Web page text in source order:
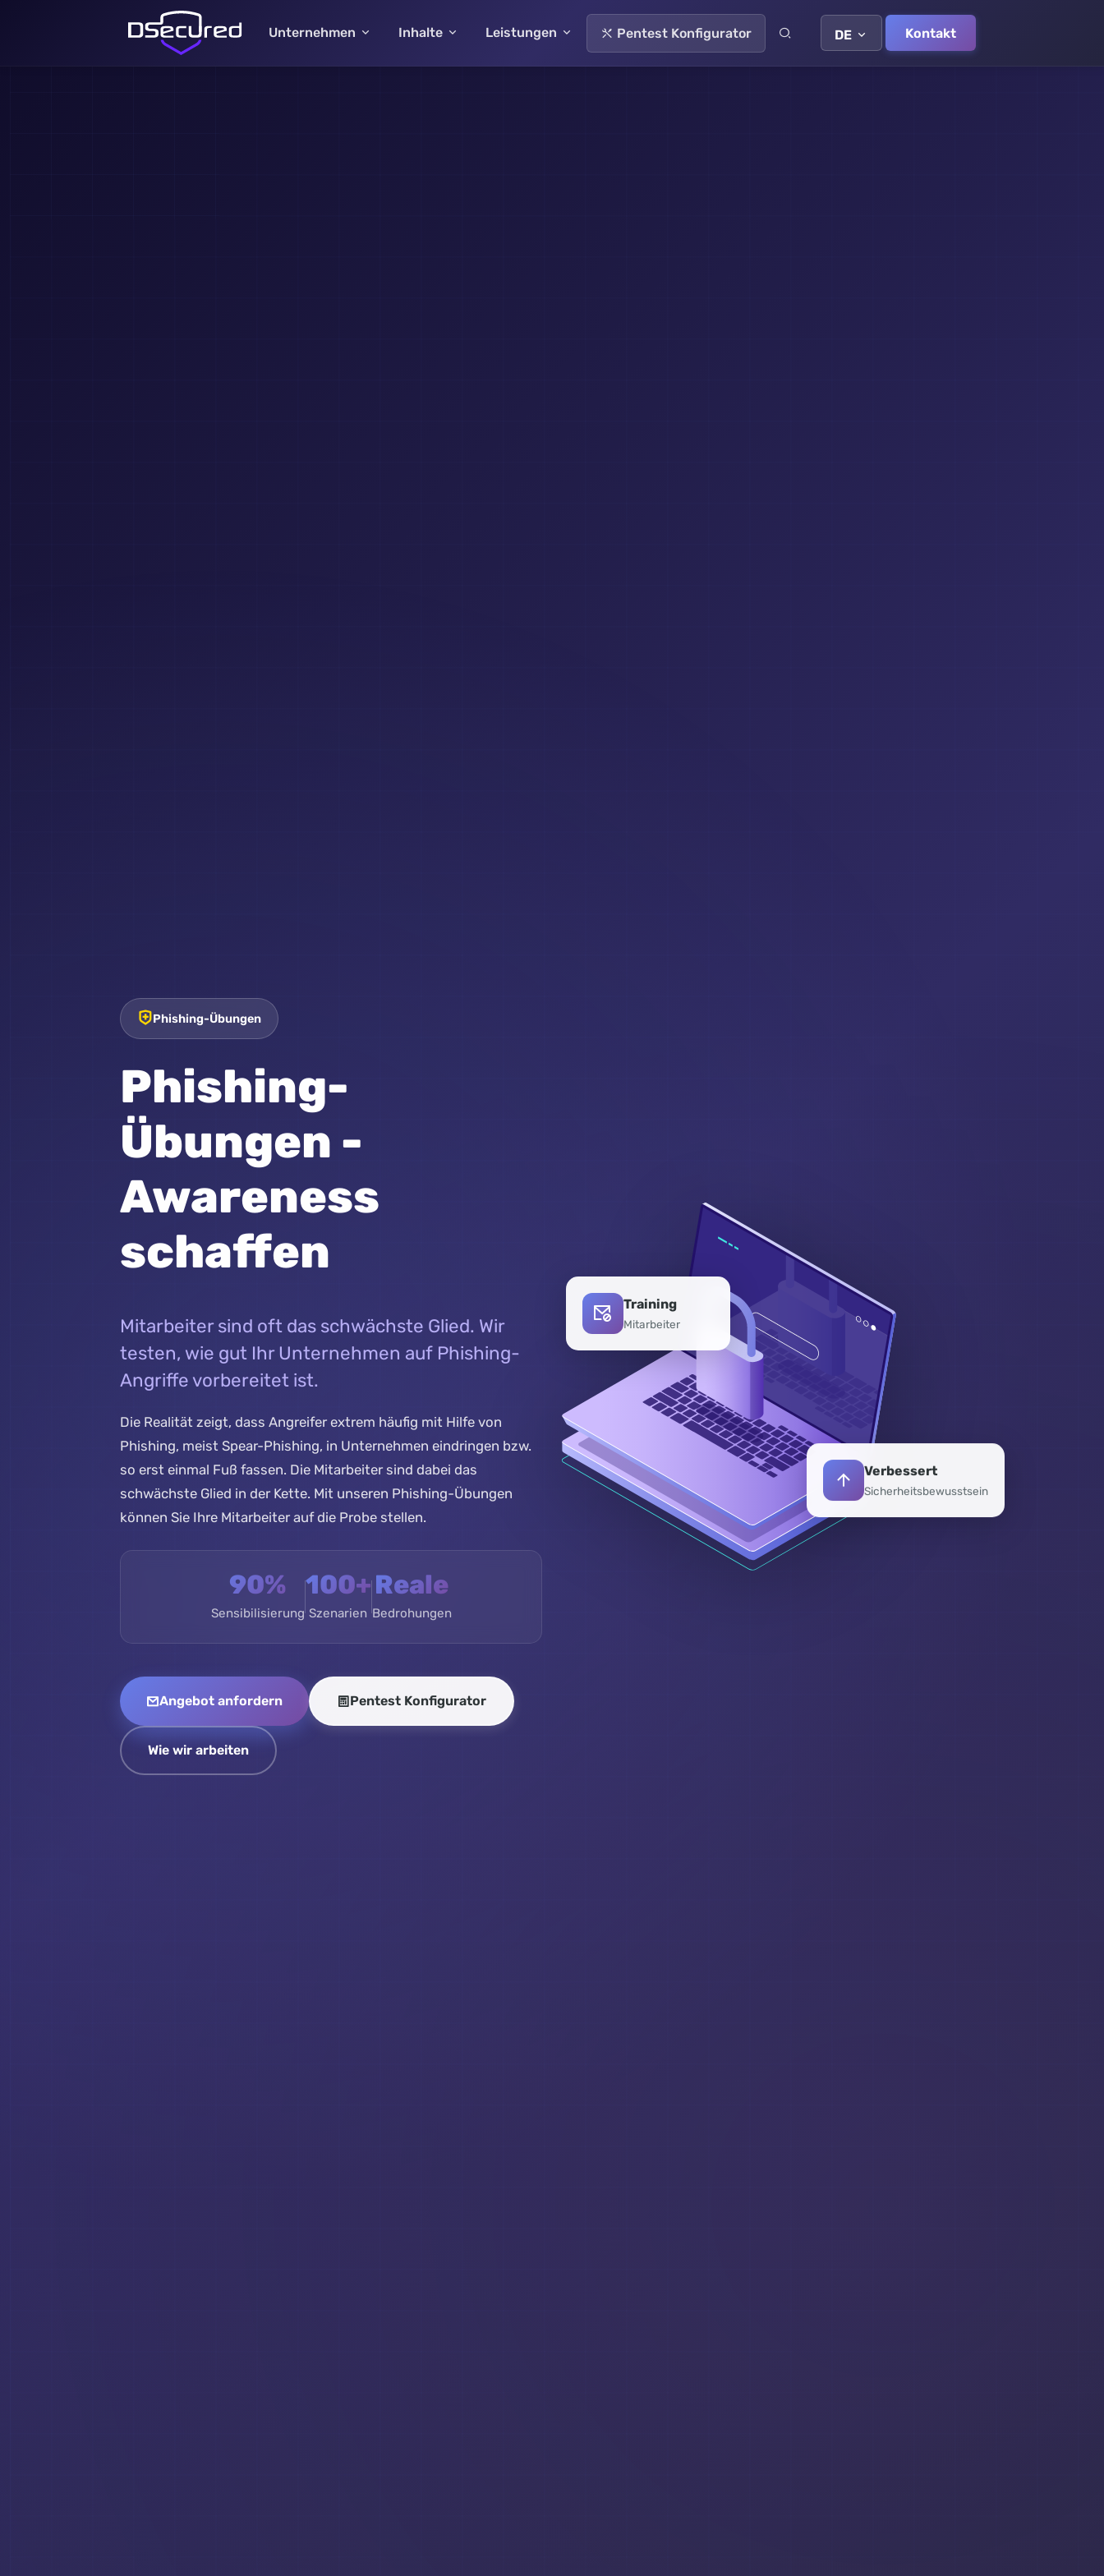
Unternehmen Inhalte Leistungen Pentest Konfigurator DE Kontakt
Phishing-Übungen
Phishing-
Übungen -
Awareness
schaffen
Mitarbeiter sind oft das schwächste Glied. Wir
testen, wie gut Ihr Unternehmen auf Phishing-
Angriffe vorbereitet ist.
Die Realität zeigt, dass Angreifer extrem häufig mit Hilfe von
Phishing, meist Spear-Phishing, in Unternehmen eindringen bzw.
so erst einmal Fuß fassen. Die Mitarbeiter sind dabei das
schwächste Glied in der Kette. Mit unseren Phishing-Übungen
können Sie Ihre Mitarbeiter auf die Probe stellen.
90%
Sensibilisierung
100+
Szenarien
Reale
Bedrohungen
Angebot anfordern Pentest Konfigurator
Wie wir arbeiten
Mitarbeiter
Verbessert